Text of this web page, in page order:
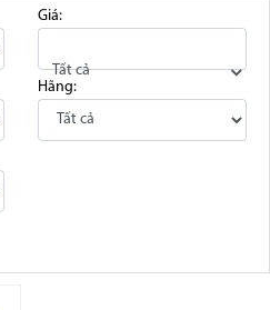
Giá:
Tất cả
Hãng: